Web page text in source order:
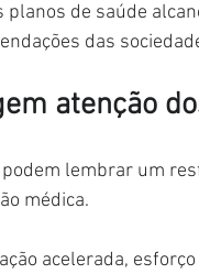
de saúde
das
atenção
lembrar um
médica.
acelerada,